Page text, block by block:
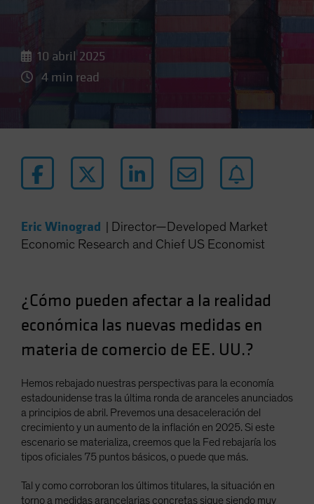
Norway
Other Asia-Pacific
Portugal
Singapore
Sweden
Switzerland
Taiwan - 台灣
United States (US Citizens)
US (Non-US Citizens/NRC)
10 abril 2025
4 min read
Eric Winograd
Director—Developed Market
Economic Research and Chief US Economist
¿Cómo pueden afectar a la realidad
económica las nuevas medidas en
materia de comercio de EE. UU.?
Hemos rebajado nuestras perspectivas para la economía
estadounidense tras la última ronda de aranceles anunciados
a principios de abril. Prevemos una desaceleración del
crecimiento y un aumento de la inflación en 2025. Si este
escenario se materializa, creemos que la Fed rebajaría los
tipos oficiales 75 puntos básicos, o puede que más.
Tal y como corroboran los últimos titulares, la situación en
torno a medidas arancelarias concretas sigue siendo muy